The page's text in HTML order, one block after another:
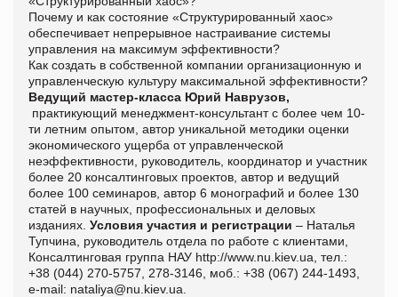
Почему и как состояние «Структурированный хаос»
обеспечивает непрерывное настраивание системы
управления на максимум эффективности?
Как создать в собственной компании организационную и
управленческую культуру максимальной эффективности?
Ведущий мастер-класса Юрий Наврузов,
практикующий менеджмент-консультант с более чем 10-
ти летним опытом, автор уникальной методики оценки
экономического ущерба от управленческой
неэффективности, руководитель, координатор и участник
более 20 консалтинговых проектов, автор и ведущий
более 100 семинаров, автор 6 монографий и более 130
статей в научных, профессиональных и деловых
изданиях. Условия участия и регистрации – Наталья
Тупчина, руководитель отдела по работе с клиентами,
Консалтинговая группа НАУ http://www.nu.kiev.ua, тел.:
+38 (044) 270-5757, 278-3146, моб.: +38 (067) 244-1493,
e-mail: nataliya@nu.kiev.ua.